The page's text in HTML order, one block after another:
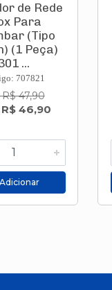
de Rede
Para
(Tipo
(1 Peça)
...
707821
47,90
46,90
Adicionar